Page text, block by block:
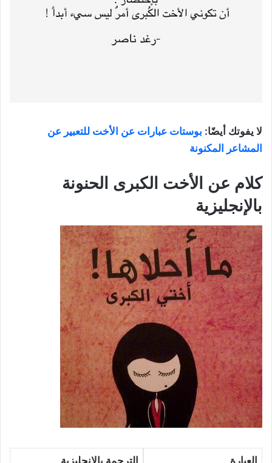
لا يفوتك أيضًا: بوستات عبارات عن الأخت للتعبير عن
المشاعر المكنونة
كلام عن الأخت الكبرى الحنونة
بالإنجليزية
العبارة الترجمة بالإنجليزية